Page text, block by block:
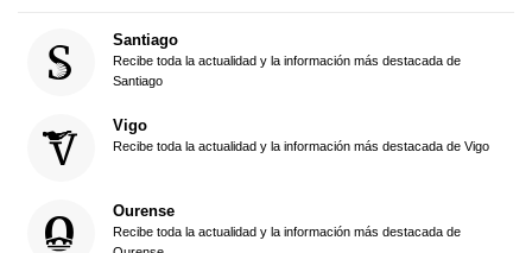
Santiago
Recibe toda la actualidad y la información más destacada de
Santiago
Vigo
Recibe toda la actualidad y la información más destacada de Vigo
Ourense
Recibe toda la actualidad y la información más destacada de